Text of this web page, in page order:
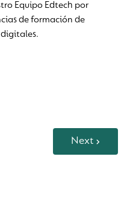
Equipo Edtech por
de formación de
digitales.
Next